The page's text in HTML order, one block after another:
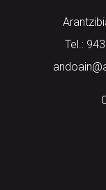
Tel.: